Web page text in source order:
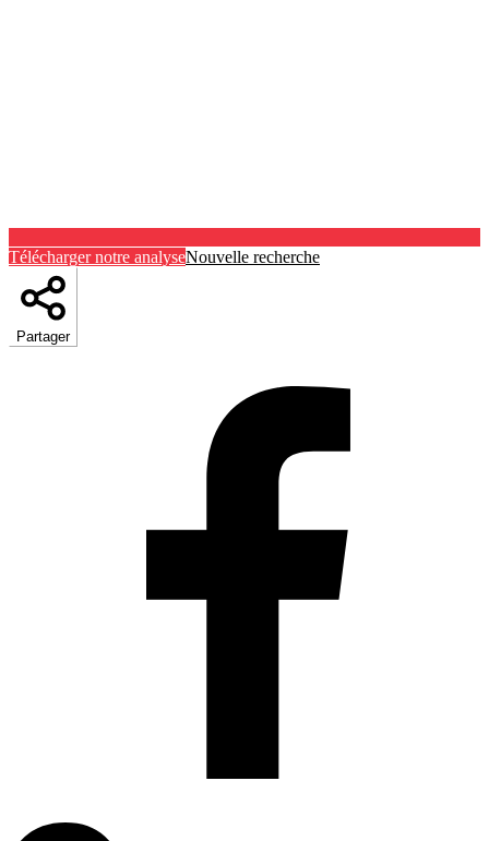
Télécharger notre analyseNouvelle recherche
Partager